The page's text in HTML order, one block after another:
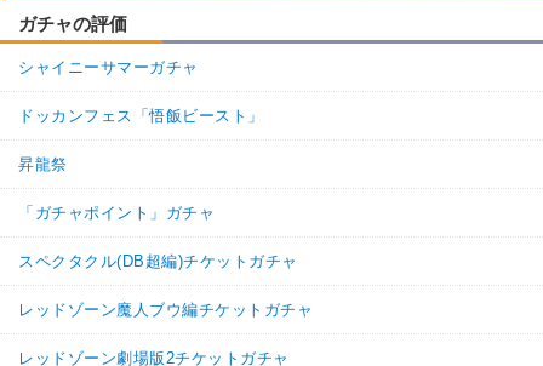
ガチャの評価
シャイニーサマーガチャ
ドッカンフェス「悟飯ビースト」
昇龍祭
「ガチャポイント」ガチャ
スペクタクル(DB超編)チケットガチャ
レッドゾーン魔人ブウ編チケットガチャ
レッドゾーン劇場版2チケットガチャ